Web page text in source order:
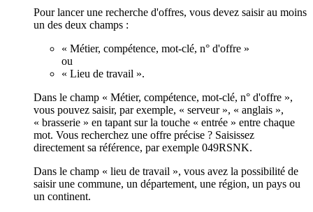
Pour lancer une recherche d'offres, vous devez saisir au moins
un des deux champs :
« Métier, compétence, mot-clé, n° d'offre »
ou
« Lieu de travail ».
Dans le champ « Métier, compétence, mot-clé, n° d'offre »,
vous pouvez saisir, par exemple, « serveur », « anglais »,
« brasserie » en tapant sur la touche « entrée » entre chaque
mot. Vous recherchez une offre précise ? Saisissez
directement sa référence, par exemple 049RSNK.
Dans le champ « lieu de travail », vous avez la possibilité de
saisir une commune, un département, une région, un pays ou
un continent.